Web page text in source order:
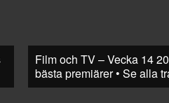
Film och TV – Vecka 14
bästa premiärer • Se alla